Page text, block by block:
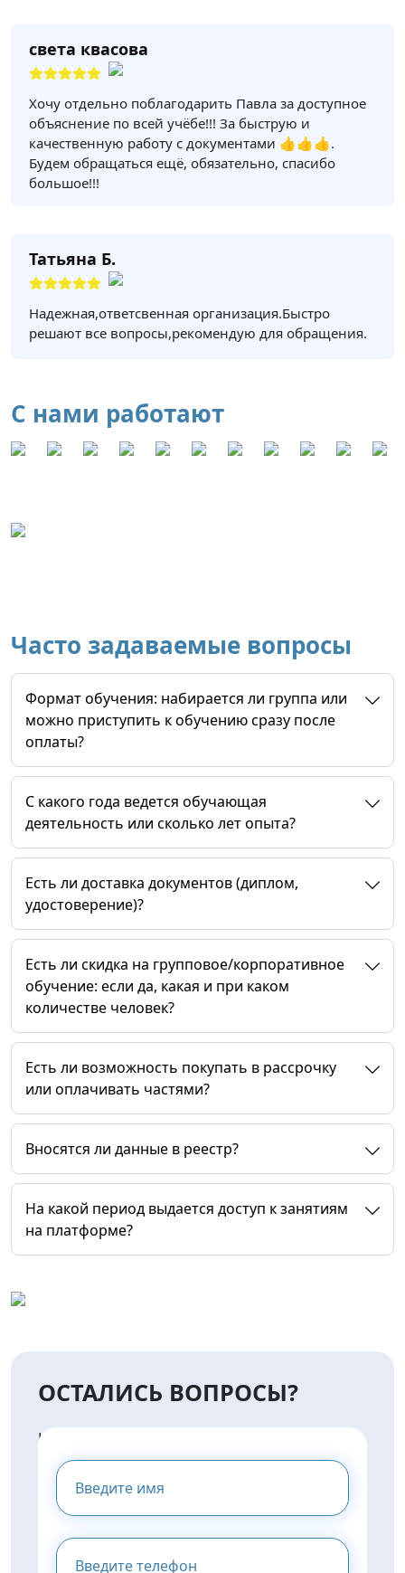
света квасова
Хочу отдельно поблагодарить Павла за доступное
объяснение по всей учёбе!!! За быструю и
качественную работу с документами 👍👍👍.
Будем обращаться ещё, обязательно, спасибо
большое!!!
Татьяна Б.
Надежная,ответсвенная организация.Быстро
решают все вопросы,рекомендую для обращения.
С нами работают
Часто задаваемые вопросы
Формат обучения: набирается ли группа или
можно приступить к обучению сразу после
оплаты?
C какого года ведется обучающая
деятельность или сколько лет опыта?
Есть ли доставка документов (диплом,
удостоверение)?
Есть ли скидка на групповое/корпоративное
обучение: если да, какая и при каком
количестве человек?
Есть ли возможность покупать в рассрочку
или оплачивать частями?
Вносятся ли данные в реестр?
На какой период выдается доступ к занятиям
на платформе?
ОСТАЛИСЬ ВОПРОСЫ?
НАПИШИТЕ НАМ И МЫ
ПРЕДОСТАВИМ ВАМ
КОНСУЛЬТАЦИЮ